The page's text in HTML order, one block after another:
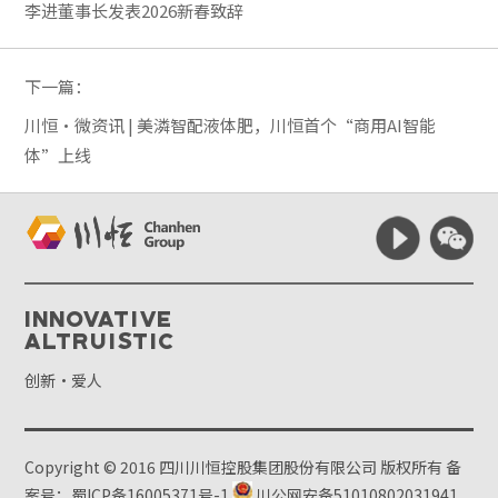
李进董事长发表2026新春致辞
下一篇：
川恒·微资讯 | 美潾智配液体肥，川恒首个“商用AI智能
体”上线
Innovative
Altruistic
创新·爱人
Copyright © 2016 四川川恒控股集团股份有限公司 版权所有备